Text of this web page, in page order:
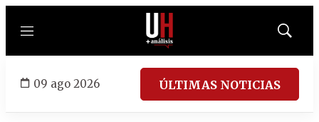
Menú
Mostrar
09 ago 2026 ÚLTIMAS NOTICIAS